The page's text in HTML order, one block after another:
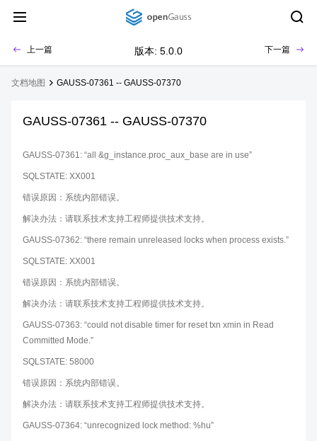
上一篇 版本: 5.0.0 下一篇
文档地图 GAUSS-07361 -- GAUSS-07370
GAUSS-07361 -- GAUSS-07370
GAUSS-07361: “all &g_instance.proc_aux_base are in use”
SQLSTATE: XX001
错误原因：系统内部错误。
解决办法：请联系技术支持工程师提供技术支持。
GAUSS-07362: “there remain unreleased locks when process exists.”
SQLSTATE: XX001
错误原因：系统内部错误。
解决办法：请联系技术支持工程师提供技术支持。
GAUSS-07363: “could not disable timer for reset txn xmin in Read
Committed Mode.”
SQLSTATE: 58000
错误原因：系统内部错误。
解决办法：请联系技术支持工程师提供技术支持。
GAUSS-07364: “unrecognized lock method: %hu”